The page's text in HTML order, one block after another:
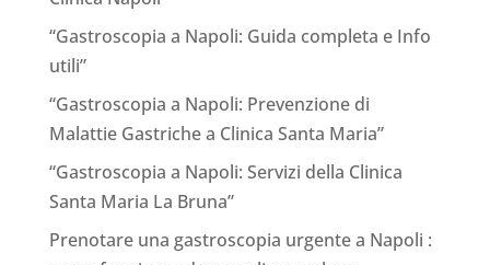
“Gastroscopia a Napoli: Guida completa e Info
utili”
“Gastroscopia a Napoli: Prevenzione di
Malattie Gastriche a Clinica Santa Maria”
“Gastroscopia a Napoli: Servizi della Clinica
Santa Maria La Bruna”
Prenotare una gastroscopia urgente a Napoli :